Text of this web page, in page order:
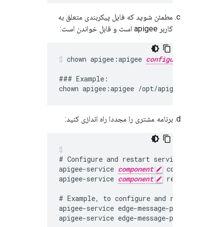
مطمئن شوید که فایل پیکربندی متعلق به
کاربر apigee است و قابل خواندن است:
chown apigee:apigee configuration file
### Example:
chown apigee:apigee /opt/apigee/
برنامه مشتری را مجددا راه اندازی کنید:
# Configure and restart service:
apigee-service component
configure
apigee-service component restart
# Example, to configure and restart
apigee-service edge-message-processor